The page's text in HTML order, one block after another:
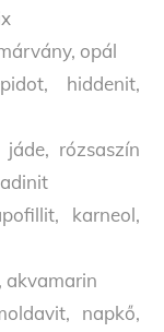
opál
hiddenit,
rózsaszín
karneol,
akvamarin
napkő,